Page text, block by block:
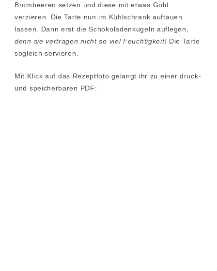
Brombeeren setzen und diese mit etwas Gold
verzieren. Die Tarte nun im Kühlschrank auftauen
lassen. Dann erst die Schokoladenkugeln auflegen,
denn sie vertragen nicht so viel Feuchtigkeit! Die Tarte
sogleich servieren.
Mit Klick auf das Rezeptfoto gelangt ihr zu einer druck-
und speicherbaren PDF: